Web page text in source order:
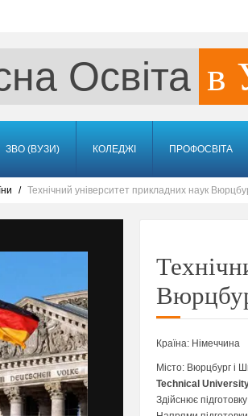
Освіта в
ЗВО (ВУЗИ) КОЛЕДЖІ ПРОФОСВІТА
Технiчний університет прикладних наук
Країна: Німеччина
Місто: Вюрцбург і
Technical
Здійснює